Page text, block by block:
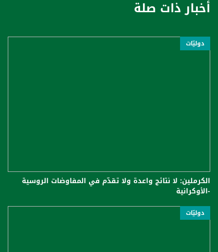
أخبار ذات صلة
دوليّات
الكرملين: لا نتائج واعدة ولا تقدّم في المفاوضات الروسية
-الأوكرانية
دوليّات